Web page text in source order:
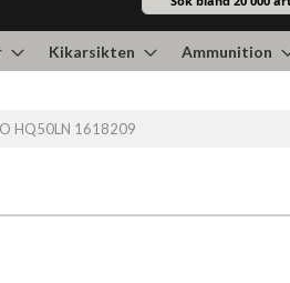
Kikarsikten Ammunition
HQ50LN 1618209